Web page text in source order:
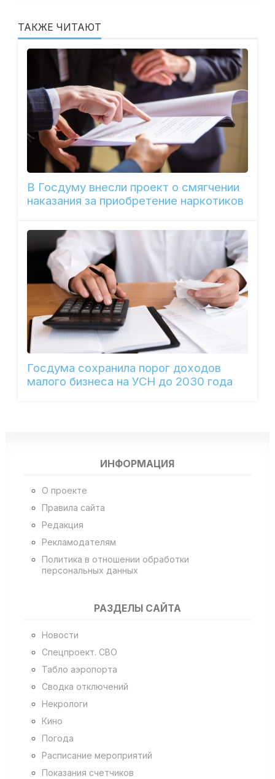
ТАКЖЕ ЧИТАЮТ
В Госдуму внесли проект о смягчении
наказания за приобретение наркотиков
Госдума сохранила порог доходов
малого бизнеса на УСН до 2030 года
ИНФОРМАЦИЯ
О проекте
Правила сайта
Редакция
Рекламодателям
Политика в отношении обработки
персональных данных
РАЗДЕЛЫ САЙТА
Новости
Спецпроект. СВО
Табло аэропорта
Сводка отключений
Некрологи
Кино
Погода
Расписание мероприятий
Показания счетчиков